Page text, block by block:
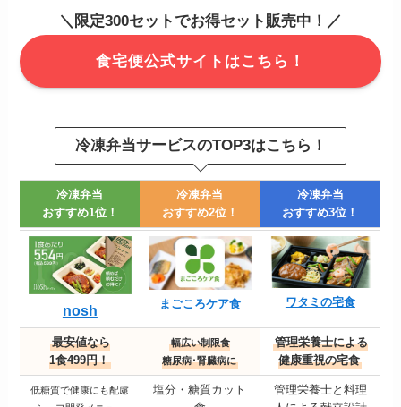
＼限定300セットでお得セット販売中！／
食宅便公式サイトはこちら！
冷凍弁当サービスのTOP3はこちら！
冷凍弁当
おすすめ1位！
冷凍弁当
おすすめ2位！
冷凍弁当
おすすめ3位！
nosh まごころケア食 ワタミの宅食
最安値なら
1食499円！
幅広い制限食
糖尿病･腎臓病に
管理栄養士による
健康重視の宅食
低糖質で健康にも配慮
塩分・糖質カット
管理栄養士と料理